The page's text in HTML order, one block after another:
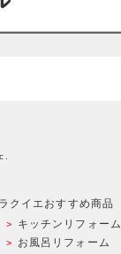
ラクイエおすすめ商品
キッチンリフォーム
お風呂リフォーム